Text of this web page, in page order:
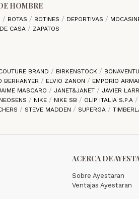
HOMBRE
BOTAS BOTINES DEPORTIVAS
CASA
ZAPATOS
BRAND BIRKENSTOCK
BERHANYER ELVIO ZANON EMPORIO
MASCARO JANET&JANET JAVIER
NEOSENS NIKE NIKE SB OLIP ITALIA S.P.A
STEVE MADDEN SUPERGA
ACERCA DE
Sobre Ayestaran
Ventajas Ayestaran